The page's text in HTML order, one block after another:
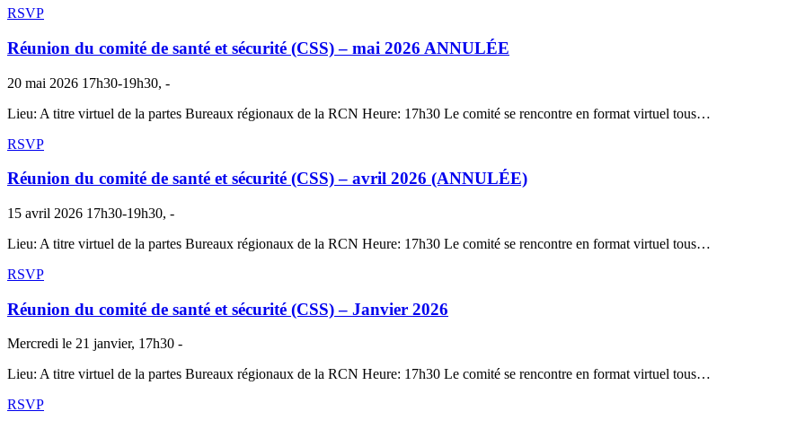
RSVP
Réunion du comité de santé et sécurité (CSS) – mai 2026 ANNULÉE
20 mai 2026 17h30-19h30, -
Lieu: A titre virtuel de la partes Bureaux régionaux de la RCN Heure: 17h30 Le comité se rencontre en format virtuel tous…
RSVP
Réunion du comité de santé et sécurité (CSS) – avril 2026 (ANNULÉE)
15 avril 2026 17h30-19h30, -
Lieu: A titre virtuel de la partes Bureaux régionaux de la RCN Heure: 17h30 Le comité se rencontre en format virtuel tous…
RSVP
Réunion du comité de santé et sécurité (CSS) – Janvier 2026
Mercredi le 21 janvier, 17h30 -
Lieu: A titre virtuel de la partes Bureaux régionaux de la RCN Heure: 17h30 Le comité se rencontre en format virtuel tous…
RSVP